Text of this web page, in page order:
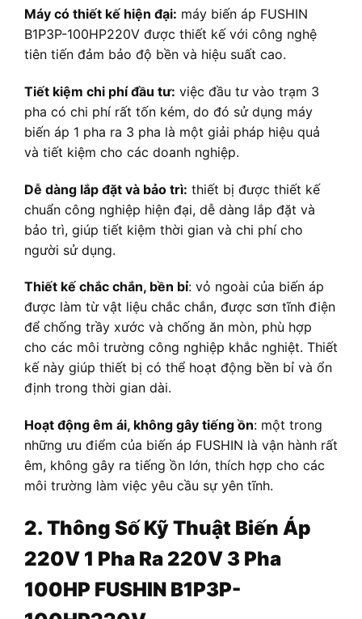
Máy có thiết kế hiện đại: máy biến áp FUSHIN
B1P3P-100HP220V được thiết kế với công nghệ
tiên tiến đảm bảo độ bền và hiệu suất cao.
Tiết kiệm chi phí đầu tư: việc đầu tư vào trạm 3
pha có chi phí rất tốn kém, do đó sử dụng máy
biến áp 1 pha ra 3 pha là một giải pháp hiệu quả
và tiết kiệm cho các doanh nghiệp.
Dễ dàng lắp đặt và bảo trì: thiết bị được thiết kế
chuẩn công nghiệp hiện đại, dễ dàng lắp đặt và
bảo trì, giúp tiết kiệm thời gian và chi phí cho
người sử dụng.
Thiết kế chắc chắn, bền bỉ: vỏ ngoài của biến áp
được làm từ vật liệu chắc chắn, được sơn tĩnh điện
để chống trầy xước và chống ăn mòn, phù hợp
cho các môi trường công nghiệp khắc nghiệt. Thiết
kế này giúp thiết bị có thể hoạt động bền bỉ và ổn
định trong thời gian dài.
Hoạt động êm ái, không gây tiếng ồn: một trong
những ưu điểm của biến áp FUSHIN là vận hành rất
êm, không gây ra tiếng ồn lớn, thích hợp cho các
môi trường làm việc yêu cầu sự yên tĩnh.
2. Thông Số Kỹ Thuật Biến Áp
220V 1 Pha Ra 220V 3 Pha
100HP FUSHIN B1P3P-